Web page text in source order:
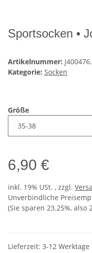
Sportsocken •
Artikelnummer:
Kategorie: Socken
Größe
6,90 €
inkl. 19% USt. , zzgl.
Unverbindliche
(Sie sparen 23.25%, also
Lieferzeit: 3-12 Werktage